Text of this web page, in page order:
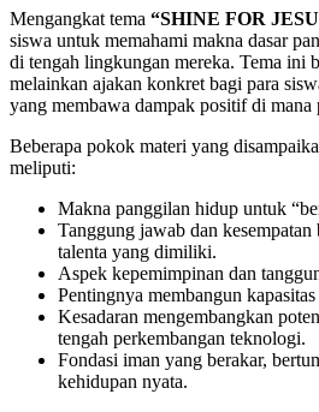
Mengangkat tema “SHINE FOR
siswa untuk memahami makna dasar
di tengah lingkungan mereka. Tema ini
melainkan ajakan konkret bagi para
yang membawa dampak positif di mana
Beberapa pokok materi yang
meliputi:
Makna panggilan hidup untuk
Tanggung jawab dan kesempatan
talenta yang dimiliki.
Aspek kepemimpinan dan
Pentingnya membangun
Kesadaran mengembangkan
tengah perkembangan teknologi.
Fondasi iman yang berakar,
kehidupan nyata.